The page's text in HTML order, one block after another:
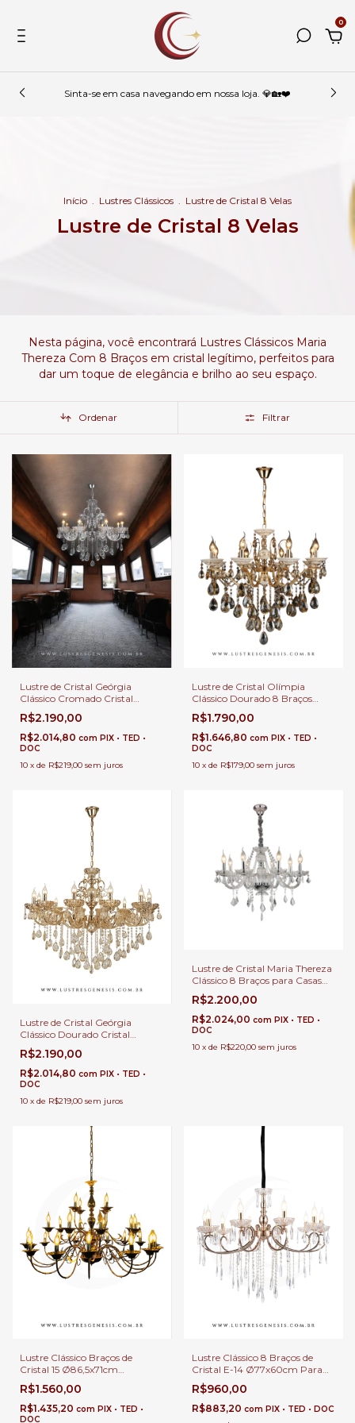
0
Sinta-se em casa navegando em nossa loja. 💎🏡❤️
Início . Lustres Clássicos . Lustre de Cristal 8 Velas
Lustre de Cristal 8 Velas
Nesta página, você encontrará Lustres Clássicos Maria
Thereza Com 8 Braços em cristal legítimo, perfeitos para
dar um toque de elegância e brilho ao seu espaço.
Ordenar Filtrar
Lustre de Cristal Geórgia
Clássico Cromado Cristal
Transparente 8 Braços para
Sala de Jantar e Quartos Suites
R$2.190,00
R$2.014,80 com PIX • TED •
DOC
10 x de R$219,00 sem juros
Lustre de Cristal Olímpia
Clássico Dourado 8 Braços
para Casas com Pé Direito
Duplo e Buffet
R$1.790,00
R$1.646,80 com PIX • TED •
DOC
10 x de R$179,00 sem juros
Lustre de Cristal Geórgia
Clássico Dourado Cristal
Âmbar 8 Braços para Casas
com Sala de Jantar e Quartos
R$2.190,00
R$2.014,80 com PIX • TED •
DOC
10 x de R$219,00 sem juros
Lustre de Cristal Maria Thereza
Clássico 8 Braços para Casas
com Pé Direito Duplo e Buffet
R$2.200,00
R$2.024,00 com PIX • TED •
DOC
10 x de R$220,00 sem juros
Lustre Clássico Braços de
Cristal 15 Ø86,5x71cm
Lâmpadas E-14 Para Pé Direito
Duplo e Sala de Jantar
R$1.560,00
R$1.435,20 com PIX • TED •
DOC
Lustre Clássico 8 Braços de
Cristal E-14 Ø77x60cm Para
Pé Direito Duplo e Sala de
Jantar
R$960,00
R$883,20 com PIX • TED • DOC